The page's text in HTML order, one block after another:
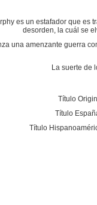
es un estafador que es
desorden, la cuál se
una amenzante guerra
La suerte de
Título
Título
Título